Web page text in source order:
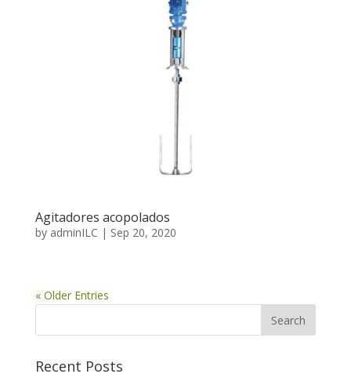
Agitadores acopolados
by adminILC | Sep 20, 2020
« Older Entries
Recent Posts